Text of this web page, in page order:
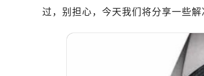
嘉兴市南湖区广益路
南昌市红谷滩新区红
济南市历下区经十路
广州市天河区天河路
过，别担心，今天我们将分享一些